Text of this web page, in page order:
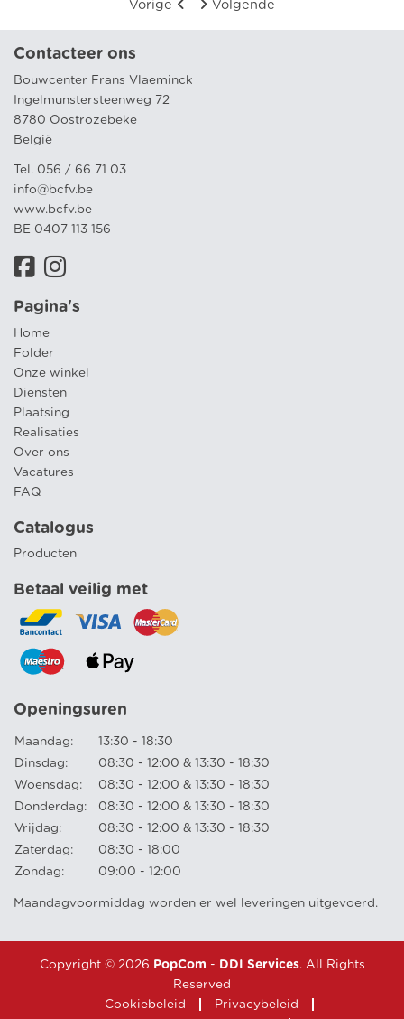
Vorige Volgende
Contacteer ons
Bouwcenter Frans Vlaeminck
Ingelmunstersteenweg 72
8780 Oostrozebeke
België
Tel. 056 / 66 71 03
info@bcfv.be
www.bcfv.be
BE 0407 113 156
Pagina's
Home
Folder
Onze winkel
Diensten
Plaatsing
Realisaties
Over ons
Vacatures
FAQ
Catalogus
Producten
Betaal veilig met
Openingsuren
Maandag:
13:30 - 18:30
Dinsdag:
08:30 - 12:00 & 13:30 - 18:30
Woensdag:
08:30 - 12:00 & 13:30 - 18:30
Donderdag:
08:30 - 12:00 & 13:30 - 18:30
Vrijdag:
08:30 - 12:00 & 13:30 - 18:30
Zaterdag:
08:30 - 18:00
Zondag:
09:00 - 12:00
Maandagvoormiddag worden er wel leveringen uitgevoerd.
Copyright © 2026 PopCom - DDI Services. All Rights
Reserved
Cookiebeleid
Privacybeleid